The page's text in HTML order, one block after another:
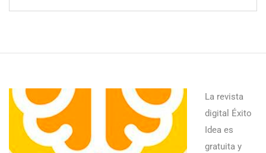
La revista
digital Éxito
Idea es
gratuita y